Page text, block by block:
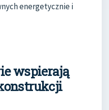
energetycznie i
wspierają